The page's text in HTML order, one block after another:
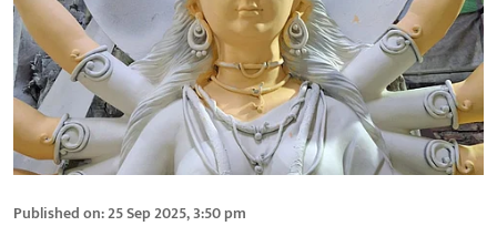
Published on:25 Sep 2025, 3:50 pm